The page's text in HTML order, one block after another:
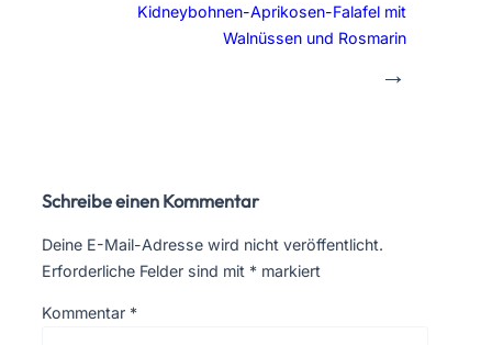
Kidneybohnen-Aprikosen-Falafel mit
Walnüssen und Rosmarin
→
Schreibe einen Kommentar
Deine E-Mail-Adresse wird nicht veröffentlicht.
Erforderliche Felder sind mit * markiert
Kommentar *